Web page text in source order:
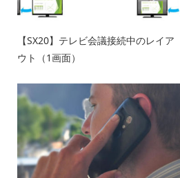
【SX20】テレビ会議接続中のレイア
ウト（1画面）